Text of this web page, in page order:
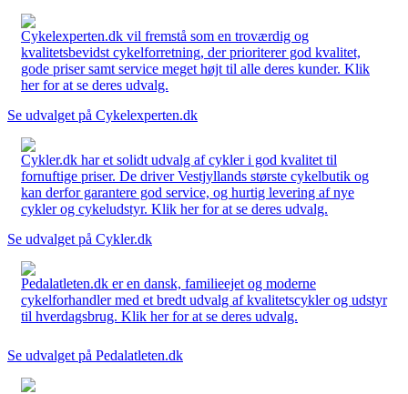
Cykelexperten.dk vil fremstå som en troværdig og
kvalitetsbevidst cykelforretning, der prioriterer god kvalitet,
gode priser samt service meget højt til alle deres kunder. Klik
her for at se deres udvalg.
Se udvalget på Cykelexperten.dk
Cykler.dk har et solidt udvalg af cykler i god kvalitet til
fornuftige priser. De driver Vestjyllands største cykelbutik og
kan derfor garantere god service, og hurtig levering af nye
cykler og cykeludstyr. Klik her for at se deres udvalg.
Se udvalget på Cykler.dk
Pedalatleten.dk er en dansk, familieejet og moderne
cykelforhandler med et bredt udvalg af kvalitetscykler og udstyr
til hverdagsbrug. Klik her for at se deres udvalg.
Se udvalget på Pedalatleten.dk